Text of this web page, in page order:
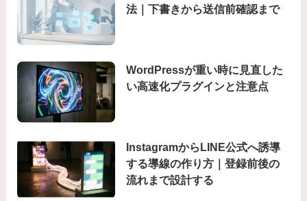
法｜下書きから送信前確認まで
WordPressが重い時に見直した
い高速化プラグインと注意点
InstagramからLINE公式へ誘導
する導線の作り方｜登録前後の
流れまで設計する